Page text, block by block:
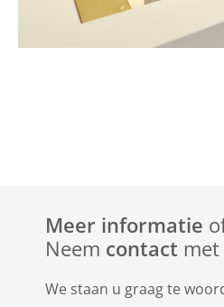
Meer informatie
Neem contact
We staan u graag te